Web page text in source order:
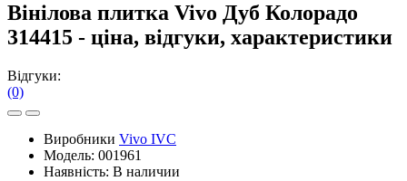
Вінілова плитка Vivo Дуб Колорадо
314415 - ціна, відгуки, характеристики
Відгуки:
(0)
Виробники Vivo IVC
Модель: 001961
Наявність: В наличии